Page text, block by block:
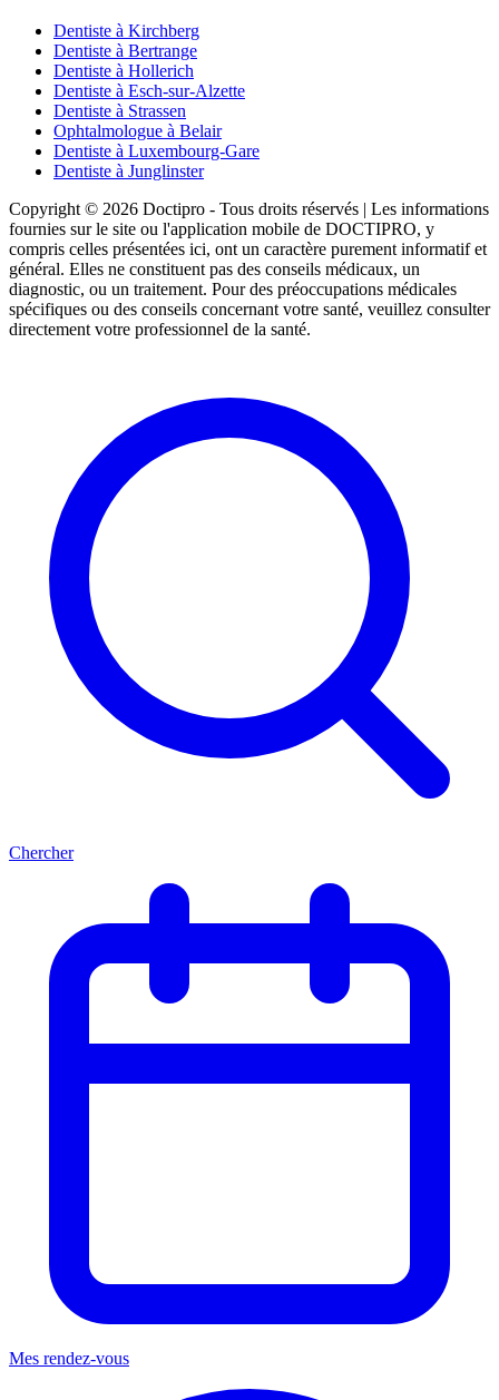
Dentiste à Kirchberg
Dentiste à Bertrange
Dentiste à Hollerich
Dentiste à Esch-sur-Alzette
Dentiste à Strassen
Ophtalmologue à Belair
Dentiste à Luxembourg-Gare
Dentiste à Junglinster
Copyright © 2026 Doctipro - Tous droits réservés | Les informations
fournies sur le site ou l'application mobile de DOCTIPRO, y
compris celles présentées ici, ont un caractère purement informatif et
général. Elles ne constituent pas des conseils médicaux, un
diagnostic, ou un traitement. Pour des préoccupations médicales
spécifiques ou des conseils concernant votre santé, veuillez consulter
directement votre professionnel de la santé.
Chercher
Mes rendez-vous